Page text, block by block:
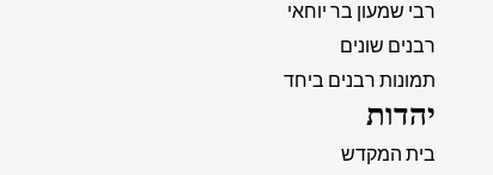
רבי שמעון בר יוחאי
רבנים שונים
תמונות רבנים ביחד
יהדות
בית המקדש